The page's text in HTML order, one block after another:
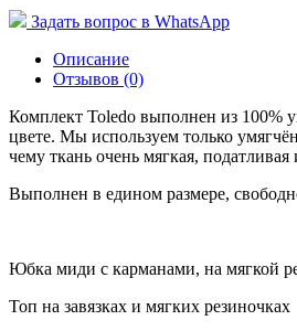
Задать вопрос в WhatsApp
Описание
Отзывов (0)
Комплект Toledo выполнен из 100%
цвете. Мы используем только
чему ткань очень мягкая,
Выполнен в едином размере,
Юбка миди с карманами, на мягкой
Топ на завязках и мягких резиночках